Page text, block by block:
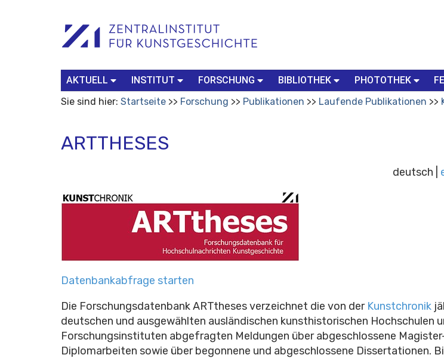
Werkzeuge
Search…
AKTUELL INSTITUT FORSCHUNG BIBLIOTHEK PHOTOTHEK
Sie sind hier: Startseite Forschung Publikationen Laufende Publikationen
ARTTHESES
deutsch |
Datenbankabfrage starten
Die Forschungsdatenbank ARTtheses verzeichnet die von der Kunstchronik
deutschen und ausgewählten ausländischen kunsthistorischen Hochschulen
Forschungsinstituten abgefragten Meldungen über abgeschlossene
Diplomarbeiten sowie über begonnene und abgeschlossene Dissertationen.